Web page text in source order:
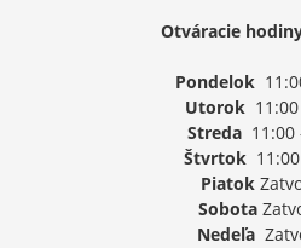
Otváracie
Pondelok
Utorok11:00
Streda 11:00
Štvrtok11:00
Piatok
Sobota
Nedeľa